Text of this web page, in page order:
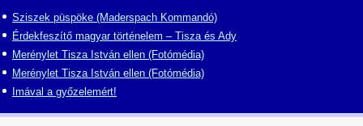
Sziszek püspöke (Maderspach Kommandó)
Érdekfeszítő magyar történelem – Tisza és Ady
Merénylet Tisza István ellen (Fotómédia)
Merénylet Tisza István ellen (Fotómédia)
Imával a győzelemért!